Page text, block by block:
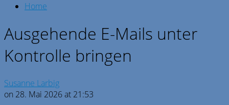
Home
Ausgehende E-Mails unter
Kontrolle bringen
Susanne Larbig
on 28. Mai 2026 at 21:53